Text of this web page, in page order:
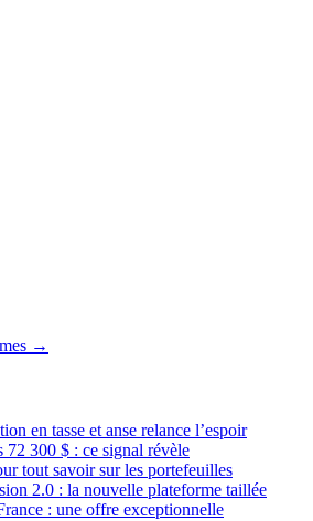
→
en tasse et anse relance l’espoir
300 $ : ce signal révèle
tout savoir sur les portefeuilles
2.0 : la nouvelle plateforme taillée
: une offre exceptionnelle